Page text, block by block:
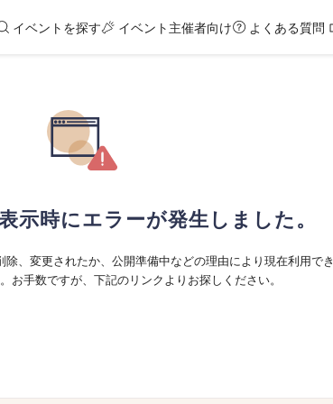
イベントを探す イベント主催者向け よくある質問
示時にエラーが発生しました。
、変更されたか、公開準備中などの理由により現在利用でき
お手数ですが、下記のリンクよりお探しください。